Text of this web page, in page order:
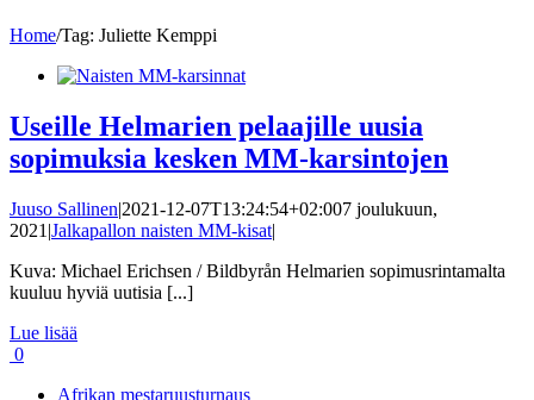
Home/Tag: Juliette Kemppi
Useille Helmarien pelaajille uusia
sopimuksia kesken MM-karsintojen
Juuso Sallinen|2021-12-07T13:24:54+02:007 joulukuun,
2021 |Jalkapallon naisten MM-kisat|
Kuva: Michael Erichsen / Bildbyrån Helmarien sopimusrintamalta
kuuluu hyviä uutisia [...]
Lue lisää
0
Afrikan mestaruusturnaus